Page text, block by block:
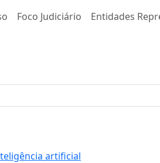
Foco Judiciário Entidades
artificial